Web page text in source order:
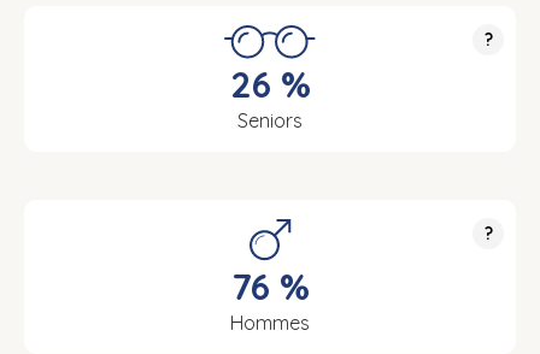
?
26 %
Seniors
?
76 %
Hommes